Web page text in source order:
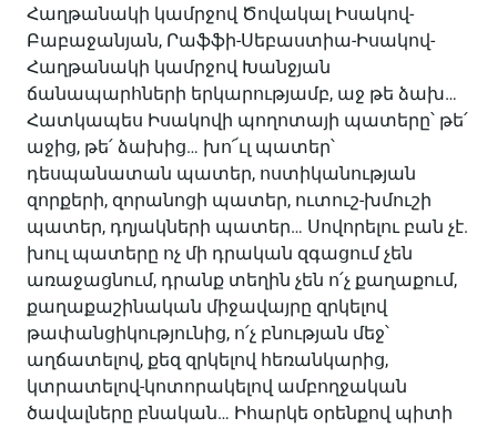
Հաղթանակի կամրջով Ծովակալ Իսակով-
Բաբաջանյան, Րաֆֆի-Սեբաստիա-Իսակով-
Հաղթանակի կամրջով Խանջյան
ճանապարհների երկարությամբ, աջ թե ձախ…
Հատկապես Իսակովի պողոտայի պատերը՝ թե՛
աջից, թե՛ ձախից… խո՜ւլ պատեր՝
դեսպանատան պատեր, ոստիկանության
զորքերի, զորանոցի պատեր, ուտուշ-խմուշի
պատեր, դղյակների պատեր… Սովորելու բան չէ.
խուլ պատերը ոչ մի դրական զգացում չեն
առաջացնում, դրանք տեղին չեն ո՛չ քաղաքում,
քաղաքաշինական միջավայրը զրկելով
թափանցիկությունից, ո՛չ բնության մեջ՝
աղճատելով, քեզ զրկելով հեռանկարից,
կտրատելով-կոտորակելով ամբողջական
ծավալները բնական… Իհարկե օրենքով պիտի